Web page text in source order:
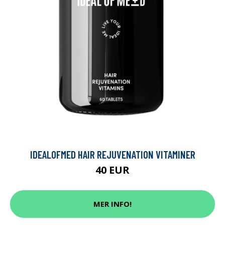
IDEALOFMED HAIR REJUVENATION VITAMINER
40 EUR
MER INFO!